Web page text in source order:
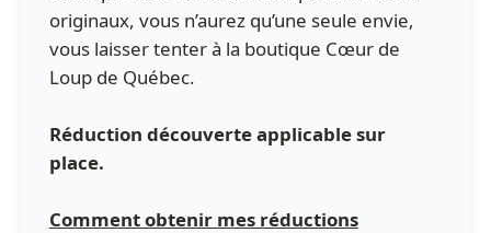
originaux, vous n’aurez qu’une seule envie,
vous laisser tenter à la boutique Cœur de
Loup de Québec.
Réduction découverte applicable sur
place.
Comment obtenir mes réductions